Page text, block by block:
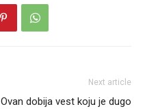
Next article
Ovan dobija vest koju je dugo